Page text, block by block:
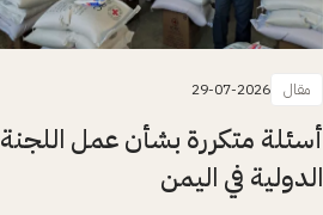
مقال 29-07-2026
أسئلة متكررة بشأن عمل اللجنة
الدولية في اليمن